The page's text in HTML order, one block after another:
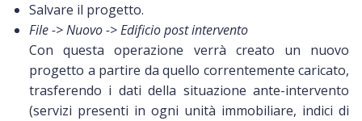
Salvare il progetto.
File -> Nuovo -> Edificio post intervento
Con questa operazione verrà creato un nuovo
progetto a partire da quello correntemente caricato,
trasferendo i dati della situazione ante-intervento
(servizi presenti in ogni unità immobiliare, indici di